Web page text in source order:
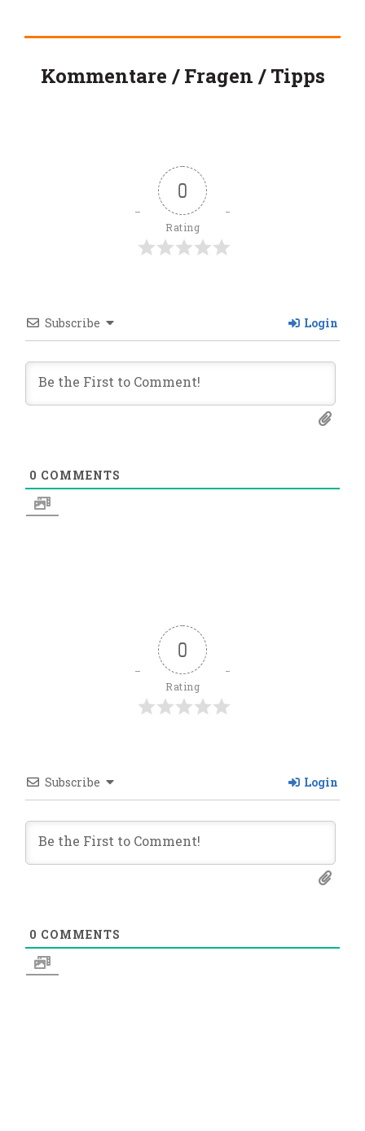
Kommentare / Fragen / Tipps
0
Rating
Subscribe Login
0 COMMENTS
0
Rating
Subscribe Login
0 COMMENTS